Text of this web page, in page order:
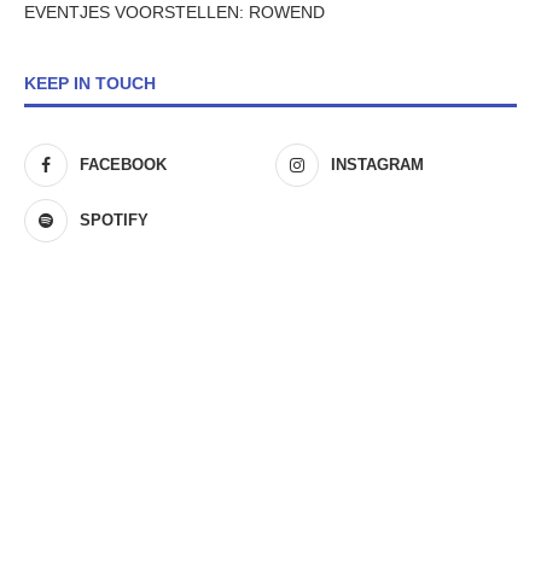
EVENTJES VOORSTELLEN: ROWEND
KEEP IN TOUCH
FACEBOOK INSTAGRAM
SPOTIFY